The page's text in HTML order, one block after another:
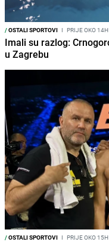
/OSTALI SPORTOVI I PRIJE OKO 14H
Imali su razlog:
u Zagrebu
/OSTALI SPORTOVI I PRIJE OKO 15H